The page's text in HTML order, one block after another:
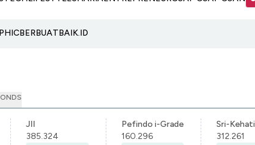
BERBUATBAIK.ID
JII
385.324
Pefindo i-Grade
160.296
Sri-Kehati
312.261